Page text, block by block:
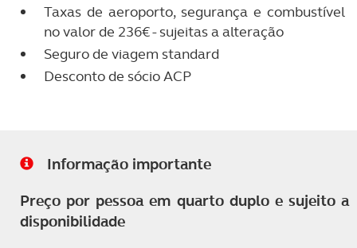
Taxas de aeroporto, segurança e combustível
no valor de 236€ - sujeitas a alteração
Seguro de viagem standard
Desconto de sócio ACP
Informação importante
Preço por pessoa em quarto duplo e sujeito a
disponibilidade